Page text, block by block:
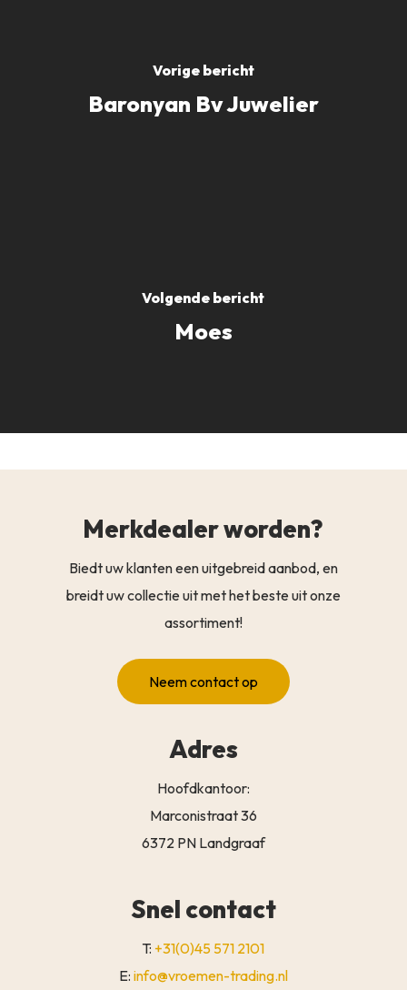
Vorige bericht
Baronyan Bv Juwelier
Volgende bericht
Moes
Merkdealer worden?
Biedt uw klanten een uitgebreid aanbod, en
breidt uw collectie uit met het beste uit onze
assortiment!
Neem contact op
Adres
Hoofdkantoor:
Marconistraat 36
6372 PN Landgraaf
Snel contact
T: +31(0)45 571 2101
E: info@vroemen-trading.nl